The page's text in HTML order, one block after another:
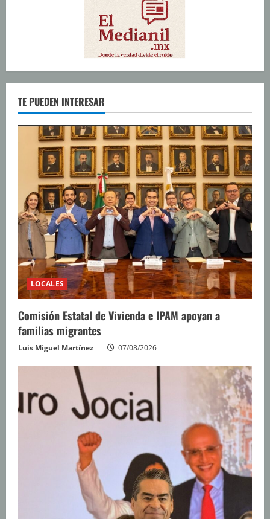
TE PUEDEN INTERESAR
LOCALES
Comisión Estatal de Vivienda e IPAM apoyan a
familias migrantes
Luis Miguel Martínez 07/08/2026